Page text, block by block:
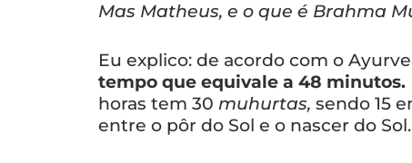
Mas Matheus, e o que é Brahma
Eu explico: de acordo com o
tempo que equivale a 48 minutos.
horas tem 30 muhurtas, sendo 15
entre o pôr do Sol e o nascer do Sol.